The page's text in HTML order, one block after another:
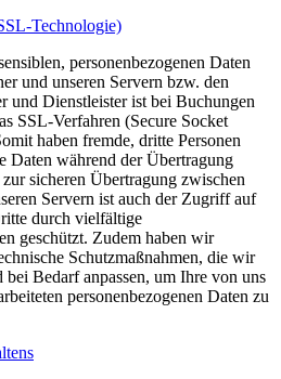
Technologie)
personenbezogenen Daten
und unseren Servern bzw. den
und Dienstleister ist bei Buchungen
SSL-Verfahren (Secure Socket
haben fremde, dritte Personen
Daten während der Übertragung
sicheren Übertragung zwischen
Servern ist auch der Zugriff auf
durch vielfältige
geschützt. Zudem haben wir
Schutzmaßnahmen, die wir
Bedarf anpassen, um Ihre von uns
personenbezogenen Daten zu